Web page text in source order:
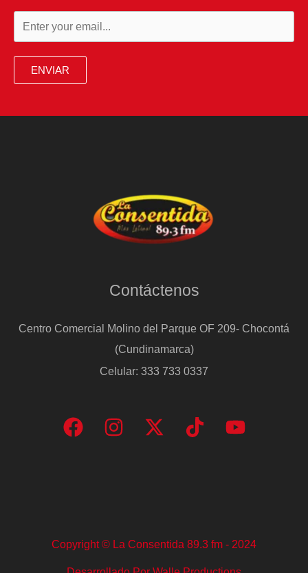
ENVIAR
Contáctenos
Centro Comercial Molino del Parque OF 209- Chocontá
(Cundinamarca)
Celular: 333 733 0337
Copyright © La Consentida 89.3 fm - 2024